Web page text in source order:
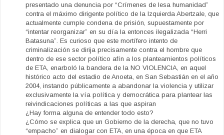
presentado una denuncia por “Crímenes de lesa humanidad”
contra el máximo dirigente político de la Izquierda Abertzale, que
actualmente cumple condena de prisión, supuestamente por
“intentar reorganizar” en su día la entonces ilegalizada “Herri
Batasuna”. Es curioso que este mortífero intento de
criminalización se dirija precisamente contra el hombre que
dentro de ese sector político afín a los planteamientos políticos
de ETA, enarboló la bandera de la NO VIOLENCIA, en aquel
histórico acto del estadio de Anoeta, en San Sebastián en el año
2004, instando públicamente a abandonar la violencia y utilizar
exclusivamente la vía política y democrática para plantear las
reivindicaciones políticas a las que aspiran
¿Hay forma alguna de entender todo esto?
¿Cómo se explica que un Gobierno de la derecha, que no tuvo
“empacho” en dialogar con ETA, en una época en que ETA